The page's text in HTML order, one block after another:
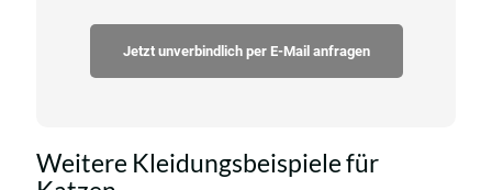
Jetzt unverbindlich per E-Mail anfragen
Weitere Kleidungsbeispiele für